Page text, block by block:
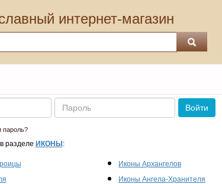
интернет-магазин
Пароль
Войти
пароль?
разделе ИКОНЫ :
Иконы Архангелов
Иконы Ангела-Хранителя